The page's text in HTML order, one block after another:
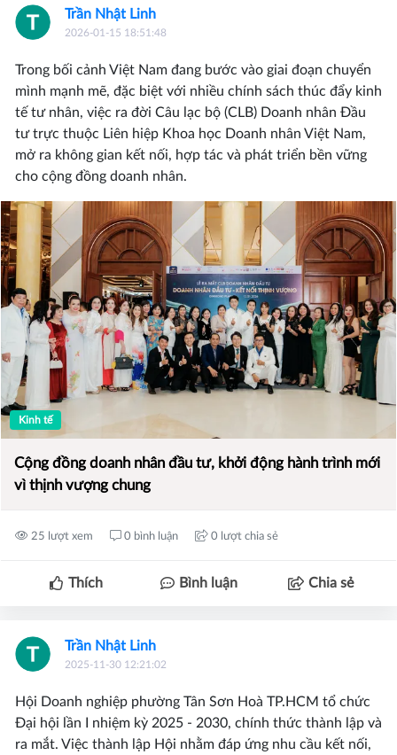
Trần Nhật Linh
2026-01-15 18:51:48
Trong bối cảnh Việt Nam đang bước vào giai đoạn chuyển
mình mạnh mẽ, đặc biệt với nhiều chính sách thúc đẩy kinh
tế tư nhân, việc ra đời Câu lạc bộ (CLB) Doanh nhân Đầu
tư trực thuộc Liên hiệp Khoa học Doanh nhân Việt Nam,
mở ra không gian kết nối, hợp tác và phát triển bền vững
cho cộng đồng doanh nhân.
Kinh tế
Cộng đồng doanh nhân đầu tư, khởi động hành trình mới
vì thịnh vượng chung
25 lượt xem 0 bình luận 0 lượt chia sẻ
Thích Bình luận Chia sẻ
Trần Nhật Linh
2025-11-30 12:21:02
Hội Doanh nghiệp phường Tân Sơn Hoà TP.HCM tổ chức
Đại hội lần I nhiệm kỳ 2025 - 2030, chính thức thành lập và
ra mắt. Việc thành lập Hội nhằm đáp ứng nhu cầu kết nối,